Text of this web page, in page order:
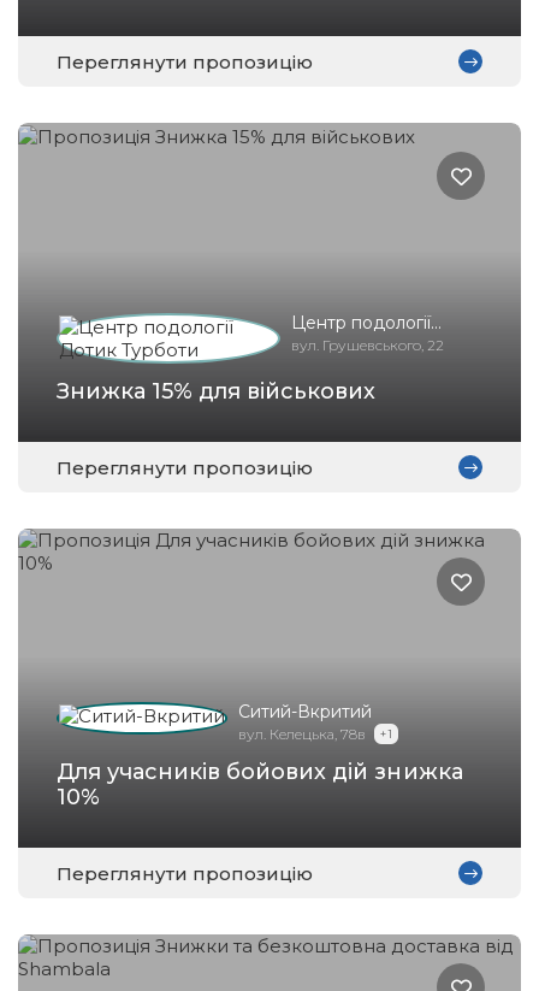
Переглянути пропозицію
Центр подології
Дотик Турботи
вул. Грушевського, 22
Знижка 15% для військових
Переглянути пропозицію
Ситий-Вкритий
вул. Келецька, 78в + 1
Для учасників бойових дій знижка
10%
Переглянути пропозицію